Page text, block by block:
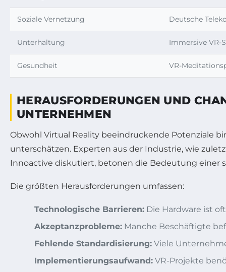
Soziale Vernetzung Deutsche
Unterhaltung Immersive VR-
Gesundheit VR-
HERAUSFORDERUNGEN UND
UNTERNEHMEN
Obwohl Virtual Reality beeindruckende Potenziale
unterschätzen. Experten aus der Industrie, wie
Innoactive diskutiert, betonen die Bedeutung einer
Die größten Herausforderungen umfassen:
Technologische Barrieren: Die Hardware ist
Akzeptanzprobleme: Manche Beschäftigte
Fehlende Standardisierung: Viele
Implementierungsaufwand: VR-Projekte